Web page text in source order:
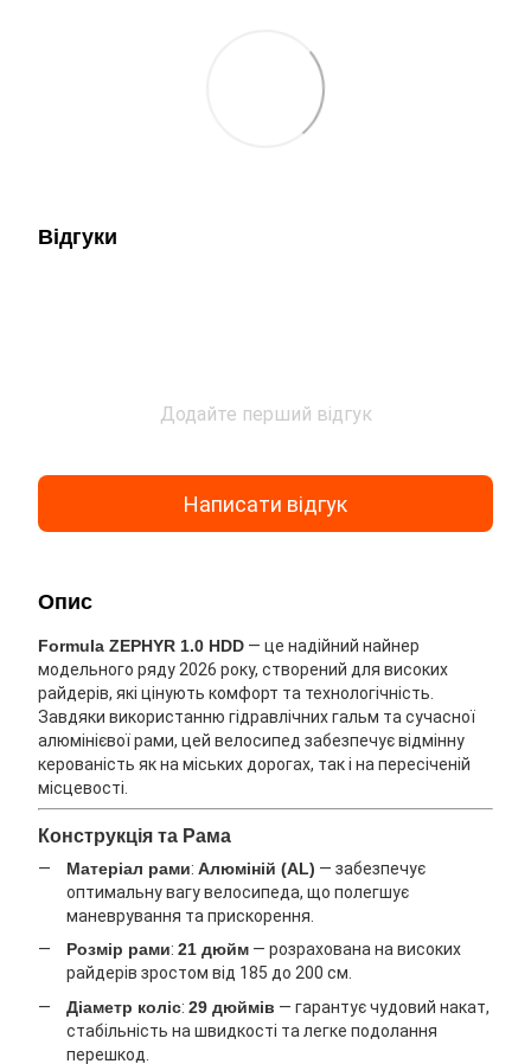
Відгуки
Додайте перший відгук
Написати відгук
Опис
Formula ZEPHYR 1.0 HDD — це надійний найнер
модельного ряду 2026 року, створений для високих
райдерів, які цінують комфорт та технологічність.
Завдяки використанню гідравлічних гальм та сучасної
алюмінієвої рами, цей велосипед забезпечує відмінну
керованість як на міських дорогах, так і на пересіченій
місцевості.
Конструкція та Рама
Матеріал рами: Алюміній (AL) — забезпечує
оптимальну вагу велосипеда, що полегшує
маневрування та прискорення.
Розмір рами: 21 дюйм — розрахована на високих
райдерів зростом від 185 до 200 см.
Діаметр коліс: 29 дюймів — гарантує чудовий накат,
стабільність на швидкості та легке подолання
перешкод.